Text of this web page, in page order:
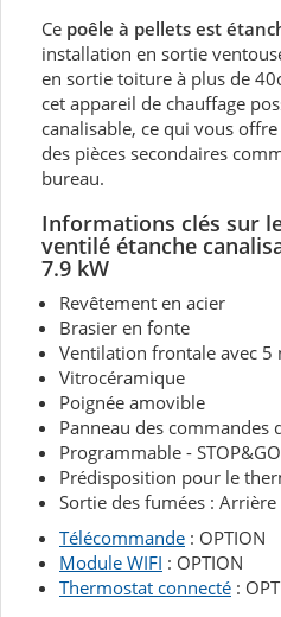
Ce poêle à pellets est
installation en sortie
en sortie toiture à plus de
cet appareil de chauffage
canalisable, ce qui vous
des pièces secondaires
bureau.
Informations clés sur
ventilé étanche
7.9 kW
Revêtement en acier
Brasier en fonte
Ventilation frontale avec 5
Vitrocéramique
Poignée amovible
Panneau des commandes
Programmable - STOP&GO
Prédisposition pour le
Sortie des fumées : Arrière
Télécommande : OPTION
Module WIFI : OPTION
Thermostat connecté :